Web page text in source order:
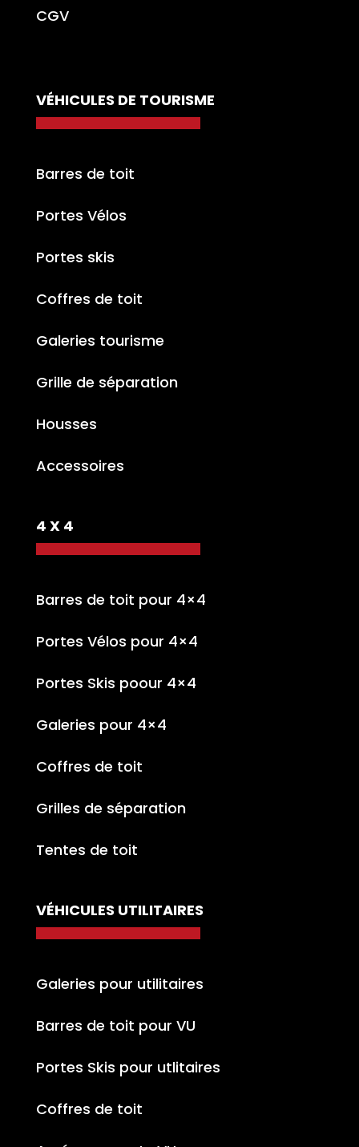
CGV
VÉHICULES DE TOURISME
Barres de toit
Portes Vélos
Portes skis
Coffres de toit
Galeries tourisme
Grille de séparation
Housses
Accessoires
4 X 4
Barres de toit pour 4×4
Portes Vélos pour 4×4
Portes Skis poour 4×4
Galeries pour 4×4
Coffres de toit
Grilles de séparation
Tentes de toit
VÉHICULES UTILITAIRES
Galeries pour utilitaires
Barres de toit pour VU
Portes Skis pour utlitaires
Coffres de toit